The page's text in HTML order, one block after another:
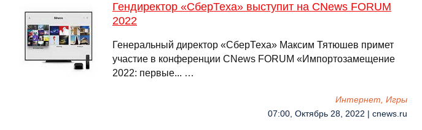
Гендиректор «СберТеха» выступит на CNews FORUM
2022
Генеральный директор «СберТеха» Максим Тятюшев примет
участие в конференции CNews FORUM «Импортозамещение
2022: первые... …
Интернет, Игры
07:00, Октябрь 28, 2022 | cnews.ru